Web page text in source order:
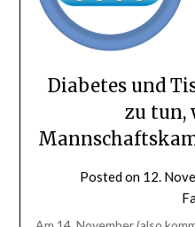
Diabetes und
zu tun,
Posted on 12.